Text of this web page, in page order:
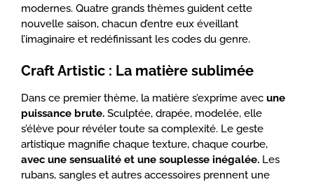
modernes. Quatre grands thèmes guident cette
nouvelle saison, chacun d’entre eux éveillant
l’imaginaire et redéfinissant les codes du genre.
Craft Artistic : La matière sublimée
Dans ce premier thème, la matière s’exprime avec une
puissance brute. Sculptée, drapée, modelée, elle
s’élève pour révéler toute sa complexité. Le geste
artistique magnifie chaque texture, chaque courbe,
avec une sensualité et une souplesse inégalée. Les
rubans, sangles et autres accessoires prennent une